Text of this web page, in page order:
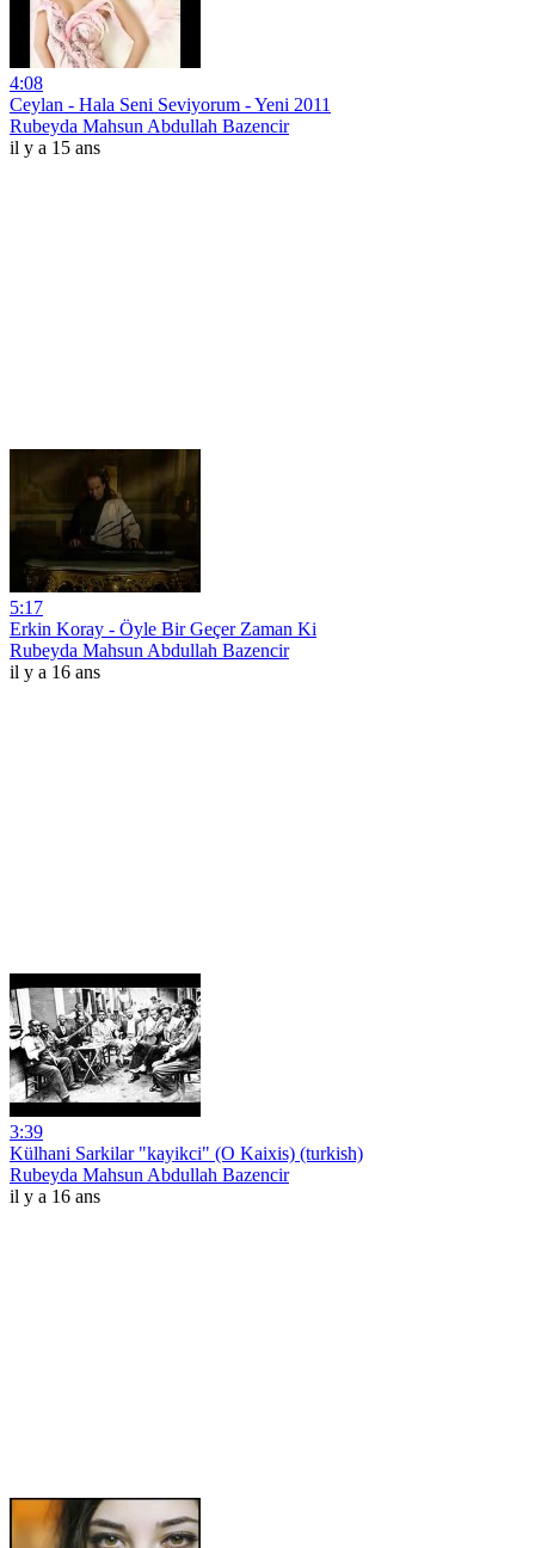
4:08
Ceylan - Hala Seni Seviyorum - Yeni 2011
Rubeyda Mahsun Abdullah Bazencir
il y a 15 ans
5:17
Erkin Koray - Öyle Bir Geçer Zaman Ki
Rubeyda Mahsun Abdullah Bazencir
il y a 16 ans
3:39
Külhani Sarkilar "kayikci" (O Kaixis) (turkish)
Rubeyda Mahsun Abdullah Bazencir
il y a 16 ans